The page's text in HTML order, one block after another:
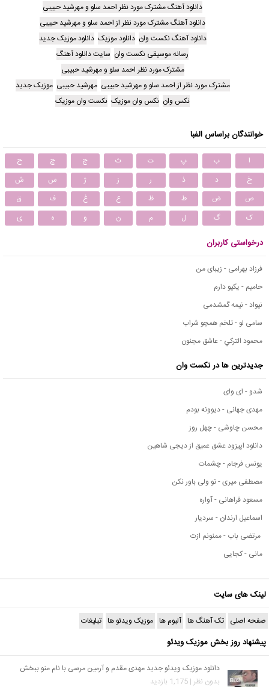
دانلود آهنگ مشترک مورد نظر احمد سلو و مهرشید حبیبی
دانلود آهنگ مشترک مورد نظر از احمد سلو و مهرشید حبیبی
دانلود آهنگ نکست وان دانلود موزیک دانلود موزیک جدید
رسانه موسیقی نکست وان سایت دانلود آهنگ
مشترک مورد نظر احمد سلو و مهرشید حبیبی
مشترک مورد نظر از احمد سلو و مهرشید حبیبی مهرشید حبیبی موزیک جدید
نکس وان نکس وان موزیک نکست وان موزیک
خوانندگان براساس الفبا
ا ب پ ت ث ج چ
ح
خ
د ذ ر ز ژ س
ش
ص
ض ط ظ ع غ ف
ق
ک
گ ل م ن و ه ی
درخواستی کاربران
فرزاد بهرامی - زیبای من
حامیم - یکیو دارم
نیواد - نیمه گمشدمی
سامی لو - تلخم همچو شراب
محمود التركي - عاشق مجنون
جدیدترین ها در نکست وان
شدو - ای وای
مهدی جهانی - دیوونه بودم
محسن چاوشی - چهل روز
دانلود اپیزود عشق عمیق از دیجی شاهین
یونس فرجام - چشمات
مصطفی میری - تو ولی باور نکن
مسعود فراهانی - آواره
اسماعیل ارندان - سردیار
مرتضی باب - ممنونم ازت
مانی - کجایی
لینک های سایت
صفحه اصلی تک آهنگ ها آلبوم ها موزیک ویدئو ها تبلیغات
پیشنهاد روز بخش موزیک ویدئو
دانلود موزیک ویدئو جدید مهدی مقدم و آرمین مرسی با نام منو ببخش
بدون نظر | 1,175 بازدید